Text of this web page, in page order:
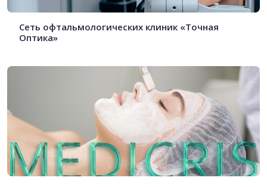
Сеть офтальмологических клиник «Точная
Оптика»